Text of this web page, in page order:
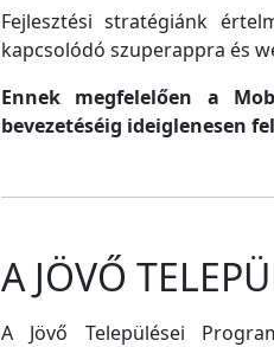
Fejlesztési stratégiánk
kapcsolódó szuperappra és
Ennek megfelelően a
bevezetéséig ideiglenesen
A JÖVŐ
A Jövő Települései